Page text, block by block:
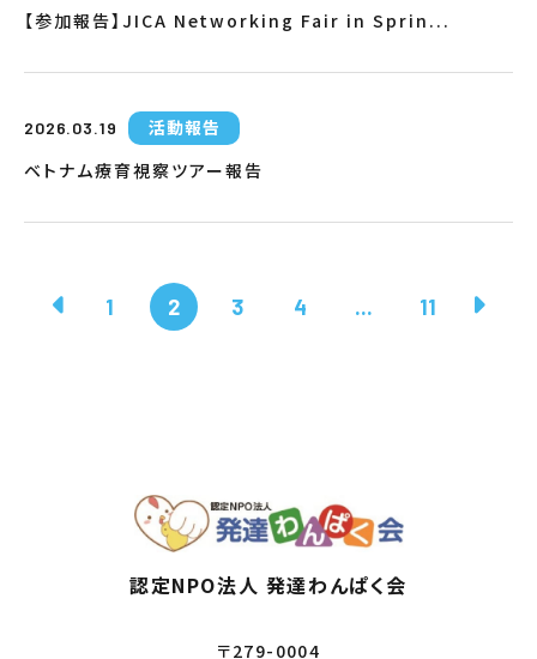
【参加報告】JICA Networking Fair in Sprin...
2026.03.19
活動報告
ベトナム療育視察ツアー報告
1 2 3 4 ... 11
認定NPO法人 発達わんぱく会
〒279-0004